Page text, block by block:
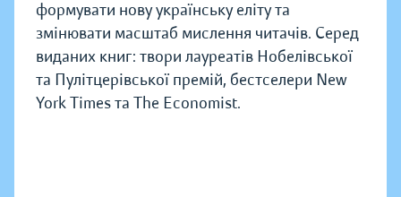
формувати нову українську еліту та
змінювати масштаб мислення читачів. Серед
виданих книг: твори лауреатів Нобелівської
та Пулітцерівської премій, бестселери New
York Times та The Economist.